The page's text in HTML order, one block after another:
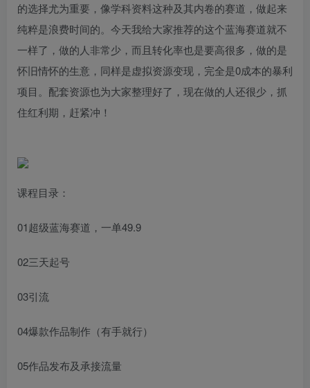
的选择尤为重要，像学科资料这种及其内卷的赛道，做起来
纯粹是浪费时间的。今天我给大家推荐的这个蓝海赛道就不
一样了，做的人非常少，而且转化率也是要高很多，做的是
怀旧情怀的生意，同样是虚拟资源变现，完全是0成本的暴利
项目。配套资源也为大家整理好了，现在做的人还很少，抓
住红利期，赶紧冲！
课程目录：
01超级蓝海赛道，一单49.9
02三天起号
03引流
04爆款作品制作（有手就行）
05作品发布及承接流量